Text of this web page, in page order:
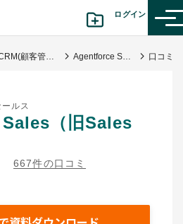
ログイン
CRM(顧客管理システム) Agentforce Sales（旧Sales Cloud）
ルス
（旧Sales
667件の口コミ